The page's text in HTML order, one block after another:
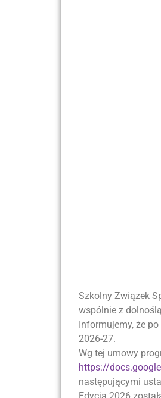
Szkolny Związek
wspólnie z
Informujemy, że
2026-27.
Wg tej umowy
https://
następującymi